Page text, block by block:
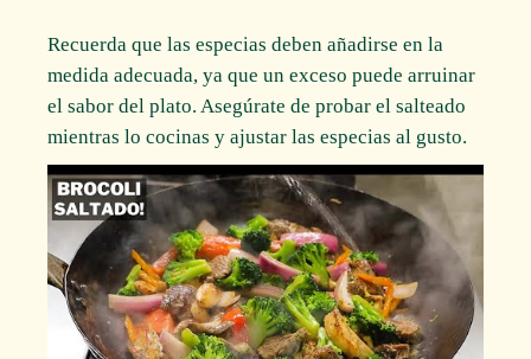
Recuerda que las especias deben añadirse en la
medida adecuada, ya que un exceso puede arruinar
el sabor del plato. Asegúrate de probar el salteado
mientras lo cocinas y ajustar las especias al gusto.